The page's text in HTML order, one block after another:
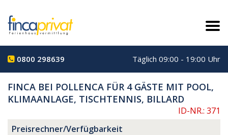
0800 298639 Täglich 09:00 - 19:00 Uhr
FINCA BEI POLLENCA FÜR 4 GÄSTE MIT POOL,
KLIMAANLAGE, TISCHTENNIS, BILLARD
ID-NR.: 371
Preisrechner/Verfügbarkeit